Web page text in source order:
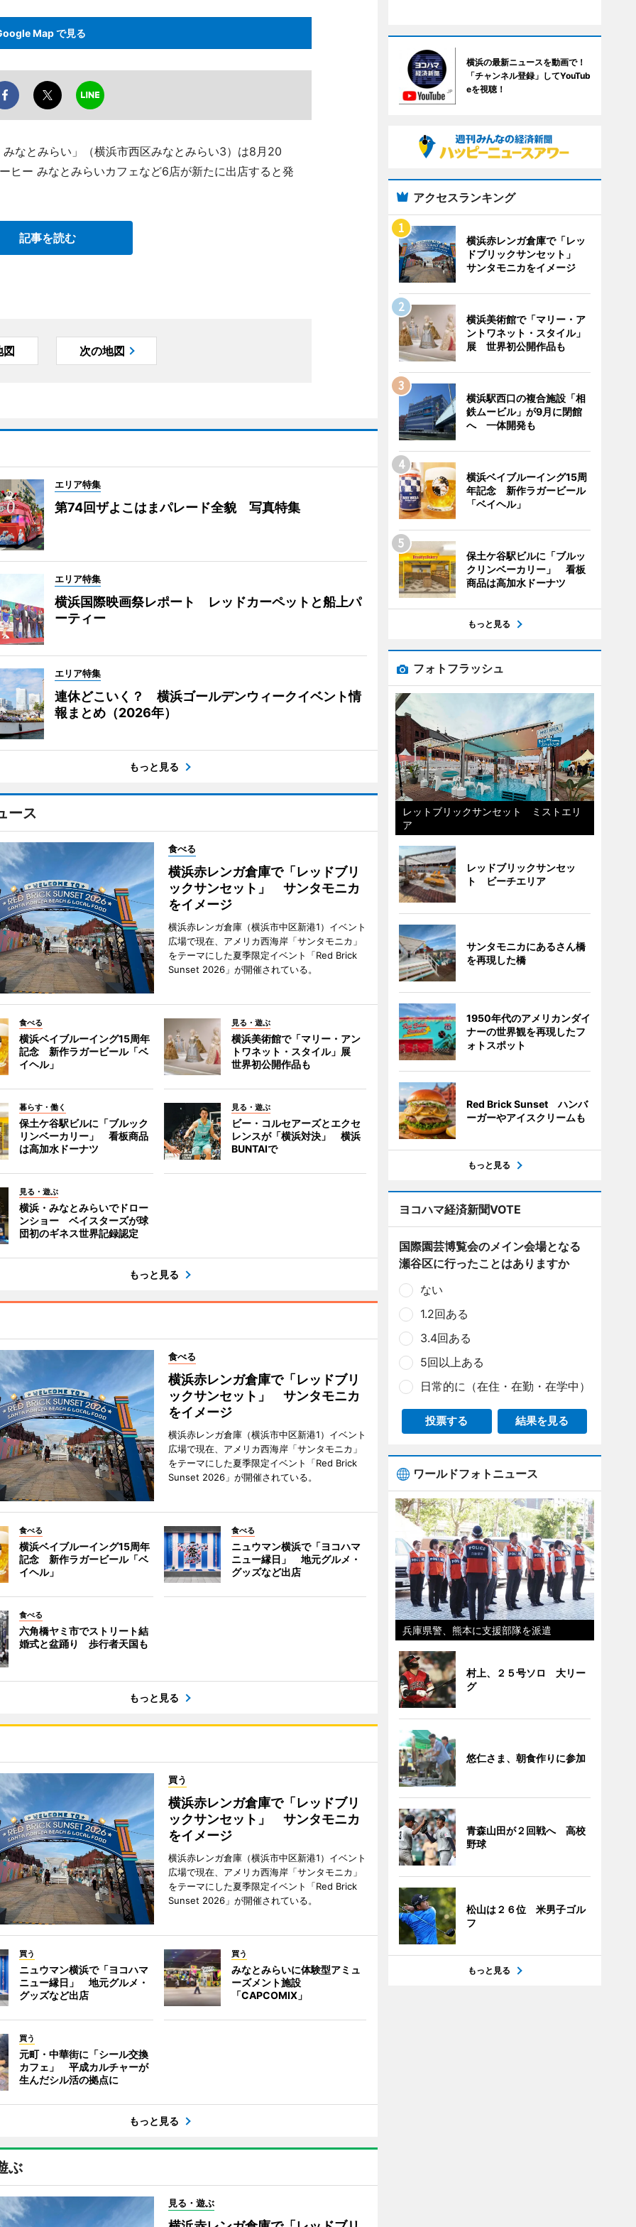
Map で見る
なとみらい」（横浜市西区みなとみらい3）は8月20
ヒー みなとみらいカフェなど6店が新たに出店すると発
記事を読む
図 次の地図
エリア特集
第74回ザよこはまパレード全貌 写真特集
エリア特集
横浜国際映画祭レポート レッドカーペットと船上パ
ーティー
エリア特集
連休どこいく？ 横浜ゴールデンウィークイベント情
報まとめ（2026年）
もっと見る
ース
食べる
横浜赤レンガ倉庫で「レッドブリ
ックサンセット」 サンタモニカ
をイメージ
横浜赤レンガ倉庫（横浜市中区新港1）イベント
広場で現在、アメリカ西海岸「サンタモニカ」
をテーマにした夏季限定イベント「Red Brick
Sunset 2026」が開催されている。
食べる
横浜ベイブルーイング15周年
記念 新作ラガービール「ベ
イヘル」
見る・遊ぶ
横浜美術館で「マリー・アン
トワネット・スタイル」展
世界初公開作品も
暮らす・働く
保土ケ谷駅ビルに「ブルック
リンベーカリー」 看板商品
は高加水ドーナツ
見る・遊ぶ
ビー・コルセアーズとエクセ
レンスが「横浜対決」 横浜
BUNTAIで
見る・遊ぶ
横浜・みなとみらいでドロー
ンショー ベイスターズが球
団初のギネス世界記録認定
もっと見る
食べる
横浜赤レンガ倉庫で「レッドブリ
ックサンセット」 サンタモニカ
をイメージ
横浜赤レンガ倉庫（横浜市中区新港1）イベント
広場で現在、アメリカ西海岸「サンタモニカ」
をテーマにした夏季限定イベント「Red Brick
Sunset 2026」が開催されている。
食べる
横浜ベイブルーイング15周年
記念 新作ラガービール「ベ
イヘル」
食べる
ニュウマン横浜で「ヨコハマ
ニュー縁日」 地元グルメ・
グッズなど出店
食べる
六角橋ヤミ市でストリート結
婚式と盆踊り 歩行者天国も
もっと見る
買う
横浜赤レンガ倉庫で「レッドブリ
ックサンセット」 サンタモニカ
をイメージ
横浜赤レンガ倉庫（横浜市中区新港1）イベント
広場で現在、アメリカ西海岸「サンタモニカ」
をテーマにした夏季限定イベント「Red Brick
Sunset 2026」が開催されている。
買う
ニュウマン横浜で「ヨコハマ
ニュー縁日」 地元グルメ・
グッズなど出店
買う
みなとみらいに体験型アミュ
ーズメント施設
「CAPCOMIX」
買う
元町・中華街に「シール交換
カフェ」 平成カルチャーが
生んだシル活の拠点に
もっと見る
ぶ
見る・遊ぶ
横浜の最新ニュースを動画で！
「チャンネル登録」してYouTub
eを視聴！
アクセスランキング
横浜赤レンガ倉庫で「レッ
ドブリックサンセット」
サンタモニカをイメージ
横浜美術館で「マリー・ア
ントワネット・スタイル」
展 世界初公開作品も
横浜駅西口の複合施設「相
鉄ムービル」が9月に閉館
へ 一体開発も
横浜ベイブルーイング15周
年記念 新作ラガービール
「ベイヘル」
保土ケ谷駅ビルに「ブルッ
クリンベーカリー」 看板
商品は高加水ドーナツ
もっと見る
フォトフラッシュ
レットブリックサンセット ミストエリ
ア
レッドブリックサンセッ
ト ビーチエリア
サンタモニカにあるさん橋
を再現した橋
1950年代のアメリカンダイ
ナーの世界観を再現したフ
ォトスポット
Red Brick Sunset ハンバ
ーガーやアイスクリームも
もっと見る
ヨコハマ経済新聞VOTE
国際園芸博覧会のメイン会場となる
瀬谷区に行ったことはありますか
ない
1.2回ある
3.4回ある
5回以上ある
日常的に（在住・在勤・在学中）
投票する 結果を見る
ワールドフォトニュース
兵庫県警、熊本に支援部隊を派遣
村上、２５号ソロ 大リー
グ
悠仁さま、朝食作りに参加
青森山田が２回戦へ 高校
野球
松山は２６位 米男子ゴル
フ
もっと見る